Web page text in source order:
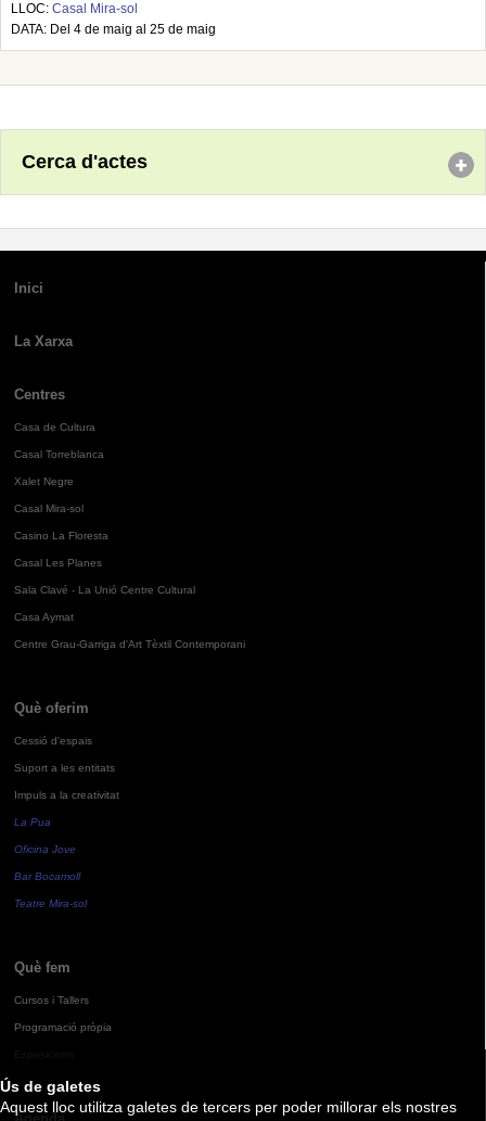
Ús de galetes
Aquest lloc utilitza galetes de tercers per poder millorar els nostres
LLOC: Casal Mira-sol
DATA: Del 4 de maig al 25 de maig
Cerca d'actes
Inici
La Xarxa
Centres
Casa de Cultura
Casal Torreblanca
Xalet Negre
Casal Mira-sol
Casino La Floresta
Casal Les Planes
Sala Clavé - La Unió Centre Cultural
Casa Aymat
Centre Grau-Garriga d'Art Tèxtil Contemporani
Què oferim
Cessió d'espais
Suport a les entitats
Impuls a la creativitat
La Pua
Oficina Jove
Bar Bocamoll
Teatre Mira-sol
Què fem
Cursos i Tallers
Programació pròpia